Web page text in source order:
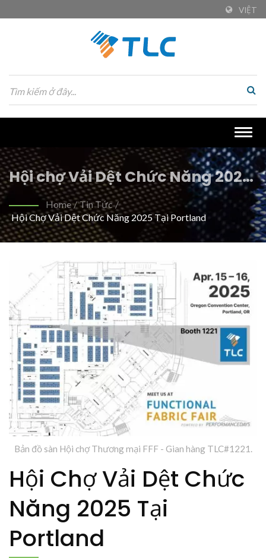
VIỆT
Hội chợ Vải Dệt Chức Năng 2025
tại Portland | Vải PET tái chế
thân thiện với môi trường cho
ngành dệt bền vững | Tiong
Liong / TLC
Home / Tin Tức /
Hội Chợ Vải Dệt Chức Năng 2025 Tại Portland
Bản đồ sàn Hội chợ Thương mại FFF - Gian hàng TLC#1221.
Hội Chợ Vải Dệt Chức
Năng 2025 Tại
Portland